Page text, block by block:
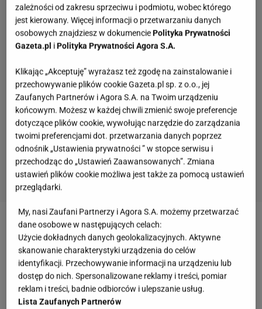
Zobacz wideoTego nie zapomną o aktorze
Nietypowa notatka na nekrologu Jerzego Stuhra.
Nazwano go "synem Mitteleuropy"
zależności od zakresu sprzeciwu i podmiotu, wobec którego
jest kierowany. Więcej informacji o przetwarzaniu danych
osobowych znajdziesz w dokumencie Polityka Prywatności
Gazeta.pl i Polityka Prywatności Agora S.A.
Klikając „Akceptuję” wyrażasz też zgodę na zainstalowanie i
przechowywanie plików cookie Gazeta.pl sp. z o.o., jej
Zaufanych Partnerów i Agora S.A. na Twoim urządzeniu
końcowym. Możesz w każdej chwili zmienić swoje preferencje
dotyczące plików cookie, wywołując narzędzie do zarządzania
twoimi preferencjami dot. przetwarzania danych poprzez
odnośnik „Ustawienia prywatności ” w stopce serwisu i
przechodząc do „Ustawień Zaawansowanych”. Zmiana
ustawień plików cookie możliwa jest także za pomocą ustawień
przeglądarki.
My, nasi Zaufani Partnerzy i Agora S.A. możemy przetwarzać
dane osobowe w następujących celach:
Użycie dokładnych danych geolokalizacyjnych. Aktywne
skanowanie charakterystyki urządzenia do celów
identyfikacji. Przechowywanie informacji na urządzeniu lub
dostęp do nich. Spersonalizowane reklamy i treści, pomiar
reklam i treści, badnie odbiorców i ulepszanie usług.
Lista Zaufanych Partnerów